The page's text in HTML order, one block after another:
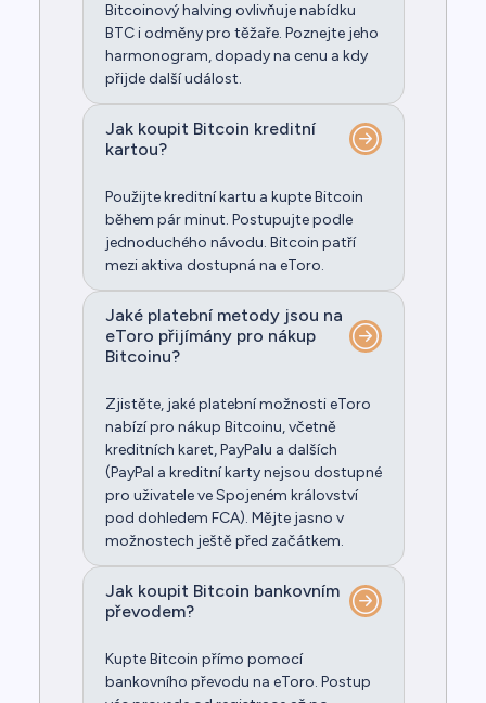
Bitcoinový halving ovlivňuje nabídku
BTC i odměny pro těžaře. Poznejte jeho
harmonogram, dopady na cenu a kdy
přijde další událost.
Jak koupit Bitcoin kreditní
kartou?
Použijte kreditní kartu a kupte Bitcoin
během pár minut. Postupujte podle
jednoduchého návodu. Bitcoin patří
mezi aktiva dostupná na eToro.
Jaké platební metody jsou na
eToro přijímány pro nákup
Bitcoinu?
Zjistěte, jaké platební možnosti eToro
nabízí pro nákup Bitcoinu, včetně
kreditních karet, PayPalu a dalších
(PayPal a kreditní karty nejsou dostupné
pro uživatele ve Spojeném království
pod dohledem FCA). Mějte jasno v
možnostech ještě před začátkem.
Jak koupit Bitcoin bankovním
převodem?
Kupte Bitcoin přímo pomocí
bankovního převodu na eToro. Postup